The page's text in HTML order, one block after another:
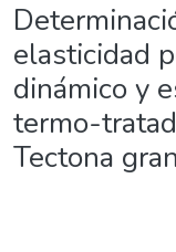
elasticidad
dinámico y
termo-
Tectona